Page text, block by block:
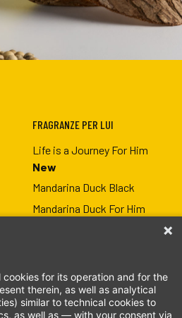
FRAGRANZE PER LUI
Life is a Journey For Him
New
Mandarina Duck Black
Mandarina Duck For Him
SEGUICI
for its operation and for the
therein, as well as analytical
similar to technical cookies to
as well as — with your consent via